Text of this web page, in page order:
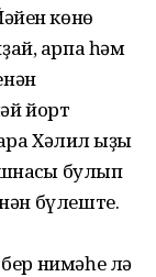
көнө
арпа һәм
йорт
Хәлил ҡыҙы
булып
бүлеште.
нимәһе лә